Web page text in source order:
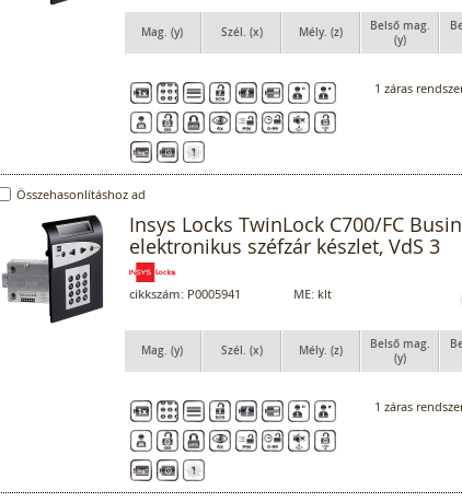
Mag. (y) Szél. (x) Mély. (z)
Belső mag.
(y)
1 záras
Összehasonlításhoz ad
Insys Locks TwinLock C700/FC
elektronikus széfzár készlet, VdS 3
cikkszám: P0005941 ME: klt
Mag. (y) Szél. (x) Mély. (z)
Belső mag.
(y)
1 záras